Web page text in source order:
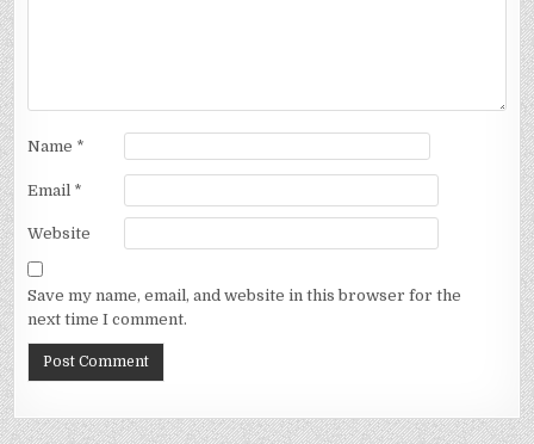
Name *
Email *
Website
Save my name, email, and website in this browser for the
next time I comment.